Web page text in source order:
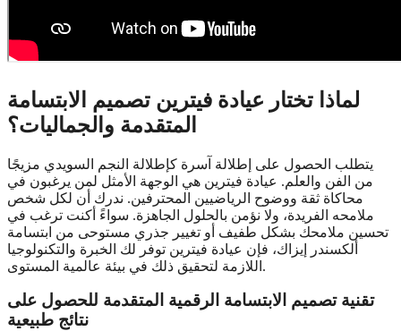
لماذا تختار عيادة فيترين تصميم الابتسامة
المتقدمة والجماليات؟
يتطلب الحصول على إطلالة آسرة كإطلالة النجم السويدي مزيجًا
من الفن والعلم. عيادة فيترين هي الوجهة الأمثل لمن يرغبون في
محاكاة ثقة ووضوح الرياضيين المحترفين. ندرك أن لكل شخص
ملامحه الفريدة، ولا نؤمن بالحلول الجاهزة. سواءً أكنت ترغب في
تحسين ملامحك بشكل طفيف أو تغيير جذري مستوحى من ابتسامة
ألكسندر إيزاك، فإن عيادة فيترين توفر لك الخبرة والتكنولوجيا
اللازمة لتحقيق ذلك في بيئة عالمية المستوى.
تقنية تصميم الابتسامة الرقمية المتقدمة للحصول على
نتائج طبيعية